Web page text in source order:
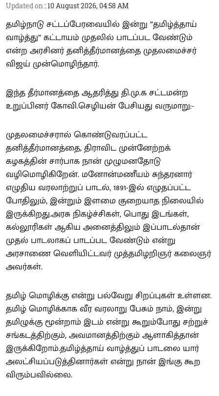
Updated on :10 August 2026, 04:58 AM
தமிழ்நாடு சட்டப்பேரவையில் இன்று ”தமிழ்த்தாய்
வாழ்த்து” கட்டாயம் முதலில் பாடப்பட வேண்டும்
என்ற அரசினர் தனித்தீர்மானத்தை முதலமைச்சர்
விஜய் முன்மொழிந்தார்.
இந்த தீர்மானத்தை ஆதரித்து தி.மு.க சட்டமன்ற
உறுப்பினர் கோவி.செழியன் பேசியது வருமாறு:-
முதலமைச்சரால் கொண்டுவரப்பட்ட
தனித்தீர்மானத்தை, திராவிட முன்னேற்றக்
கழகத்தின் சார்பாக நான் முழுமனதோடு
வழிமொழிகிறேன். மனோன்மணீயம் சுந்தரனார்
எழுதிய வரலாற்றுப் பாடல், 1891-இல் எழுதப்பட்ட
போதிலும், இன்றும் இளமை குறையாத நிலையில்
இருக்கிறது.அரசு நிகழ்ச்சிகள், பொது இடங்கள்,
கல்லூரிகள் ஆகிய அனைத்திலும் இப்பாடல்தான்
முதல் பாடலாகப் பாடப்பட வேண்டும் என்று
அரசாணை வெளியிட்டவர் முத்தமிழறிஞர் கலைஞர்
அவர்கள்.
தமிழ் மொழிக்கு என்று பல்வேறு சிறப்புகள் உள்ளன.
தமிழ் மொழிக்காக வீர வரலாறு பேசும் நாம், இன்று
தமிழுக்கு மூன்றாம் இடம் என்று கூறும்போது சற்றுச்
சங்கடத்திற்கும், அவமானத்திற்கும் ஆளாகித்தான்
இருக்கிறோம்.தமிழ்த்தாய் வாழ்த்துப் பாடலை யார்
அலட்சியப்படுத்தினார்கள் என்று நான் இங்கு கூற
விரும்பவில்லை.